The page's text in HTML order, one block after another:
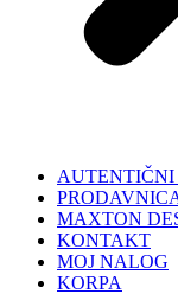
MAXTON
KONTAKT
MOJ NALOG
KORPA